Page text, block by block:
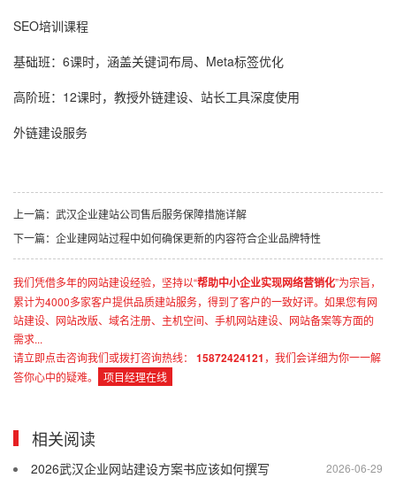
SEO培训课程
基础班：6课时，涵盖关键词布局、Meta标签优化
高阶班：12课时，教授外链建设、站长工具深度使用
外链建设服务
上一篇：武汉企业建站公司售后服务保障措施详解
下一篇：企业建网站过程中如何确保更新的内容符合企业品牌特性
我们凭借多年的网站建设经验，坚持以“帮助中小企业实现网络营销化”为宗旨，
累计为4000多家客户提供品质建站服务，得到了客户的一致好评。如果您有网
站建设、网站改版、域名注册、主机空间、手机网站建设、网站备案等方面的
需求...
请立即点击咨询我们或拨打咨询热线：
15872424121 ，我们会详细为你一一解
答你心中的疑难。
项目经理在线
相关阅读
2026-06-29
2026武汉企业网站建设方案书应该如何撰写